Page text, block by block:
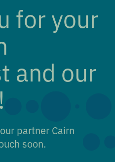
for your
and our
partner Cairn
soon.